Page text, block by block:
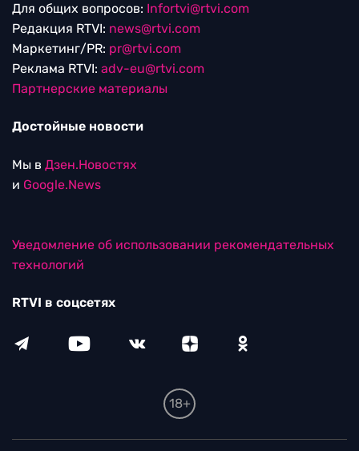
Для общих вопросов: Infortvi@rtvi.com
Редакция RTVI: news@rtvi.com
Маркетинг/PR: pr@rtvi.com
Реклама RTVI: adv-eu@rtvi.com
Партнерские материалы
Достойные новости
Мы в Дзен.Новостях
и Google.News
Уведомление об использовании рекомендательных
технологий
RTVI в соцсетях
18+